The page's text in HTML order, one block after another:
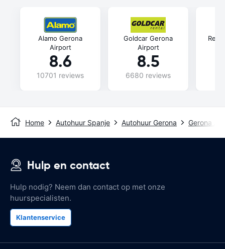
Alamo Gerona
Airport
8.6
10701 reviews
Goldcar Gerona
Airport
8.5
6680 reviews
Home Autohuur Spanje Autohuur Gerona Gerona
Hulp en contact
Hulp nodig? Neem dan contact op met onze
huurspecialisten.
Klantenservice